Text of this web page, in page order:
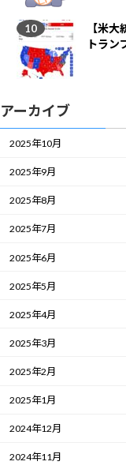
【米
トラ
アーカイブ
2025年10月
2025年9月
2025年8月
2025年7月
2025年6月
2025年5月
2025年4月
2025年3月
2025年2月
2025年1月
2024年12月
2024年11月